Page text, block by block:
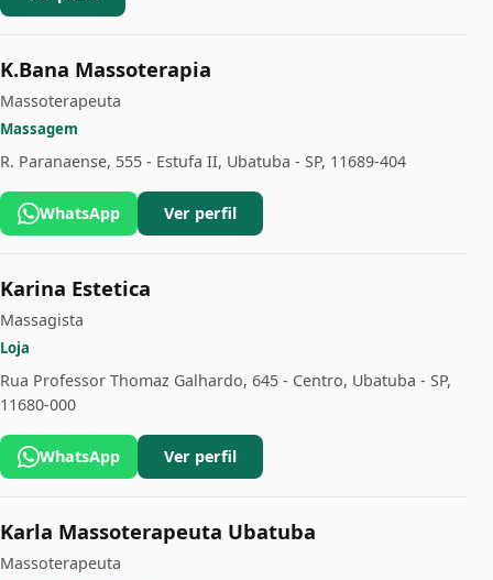
K.Bana Massoterapia
Massoterapeuta
Massagem
R. Paranaense, 555 - Estufa II, Ubatuba - SP, 11689-404
WhatsApp Ver perfil
Karina Estetica
Massagista
Loja
Rua Professor Thomaz Galhardo, 645 - Centro, Ubatuba - SP,
11680-000
WhatsApp Ver perfil
Karla Massoterapeuta Ubatuba
Massoterapeuta